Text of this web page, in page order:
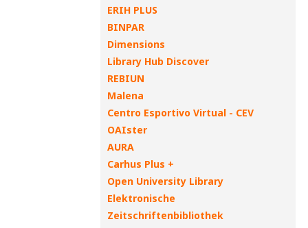
ERIH PLUS
BINPAR
Dimensions
Library Hub Discover
REBIUN
Malena
Centro Esportivo Virtual - CEV
OAIster
AURA
Carhus Plus +
Open University Library
Elektronische
Zeitschriftenbibliothek